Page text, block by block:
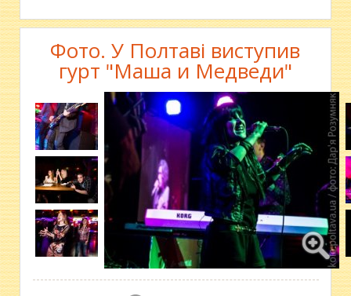
Фото. У Полтаві виступив
гурт "Маша и Медведи"